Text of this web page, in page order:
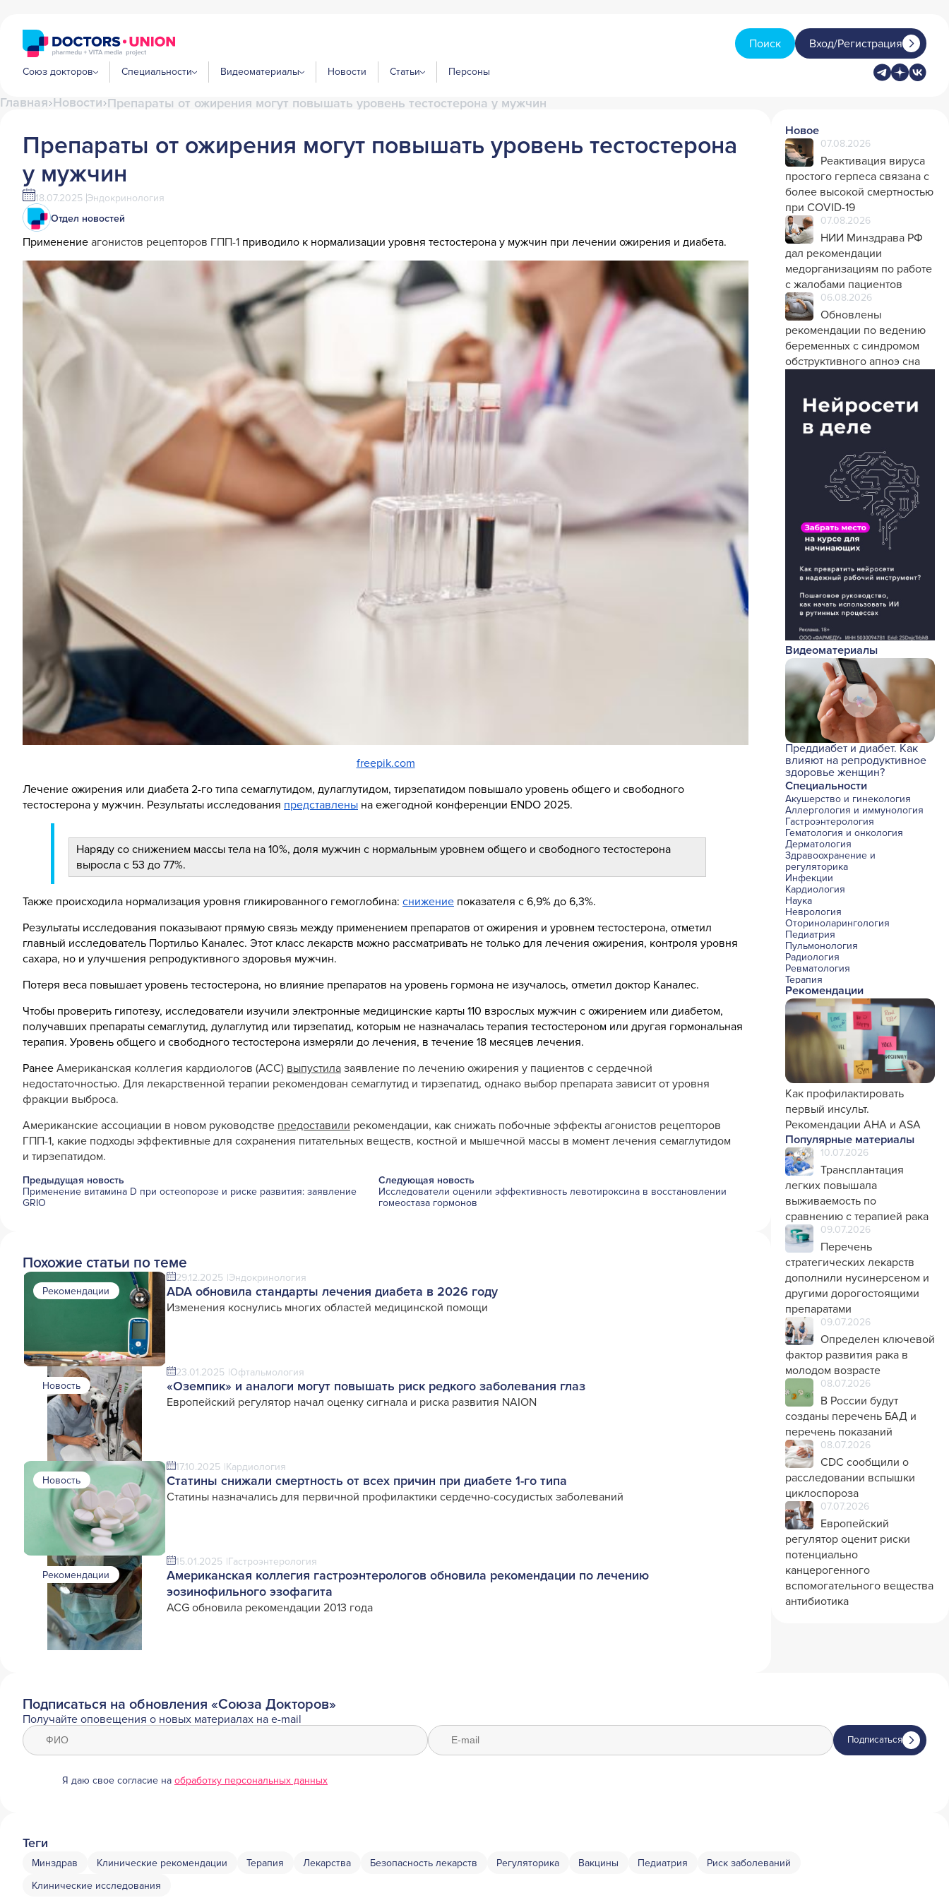
Поиск Вход/Регистрация
Союз докторов Специальности Видеоматериалы Новости Статьи Персоны
Главная Новости Препараты от ожирения могут повышать уровень тестостерона у мужчин
Препараты от ожирения могут повышать уровень тестостерона
у мужчин
18.07.2025 Эндокринология
Отдел новостей
Применение агонистов рецепторов ГПП-1 приводило к нормализации уровня тестостерона у мужчин при лечении ожирения и диабета.
freepik.com
Лечение ожирения или диабета 2-го типа семаглутидом, дулаглутидом, тирзепатидом повышало уровень общего и свободного
тестостерона у мужчин. Результаты исследования представлены на ежегодной конференции ENDO 2025.
Наряду со снижением массы тела на 10%, доля мужчин с нормальным уровнем общего и свободного тестостерона
выросла с 53 до 77%.
Также происходила нормализация уровня гликированного гемоглобина: снижение показателя с 6,9% до 6,3%.
Результаты исследования показывают прямую связь между применением препаратов от ожирения и уровнем тестостерона, отметил
главный исследователь Портильо Каналес. Этот класс лекарств можно рассматривать не только для лечения ожирения, контроля уровня
сахара, но и улучшения репродуктивного здоровья мужчин.
Потеря веса повышает уровень тестостерона, но влияние препаратов на уровень гормона не изучалось, отметил доктор Каналес.
Чтобы проверить гипотезу, исследователи изучили электронные медицинские карты 110 взрослых мужчин с ожирением или диабетом,
получавших препараты семаглутид, дулаглутид или тирзепатид, которым не назначалась терапия тестостероном или другая гормональная
терапия. Уровень общего и свободного тестостерона измеряли до лечения, в течение 18 месяцев лечения.
Ранее Американская коллегия кардиологов (ACC) выпустила заявление по лечению ожирения у пациентов с сердечной
недостаточностью. Для лекарственной терапии рекомендован семаглутид и тирзепатид, однако выбор препарата зависит от уровня
фракции выброса.
Американские ассоциации в новом руководстве предоставили рекомендации, как снижать побочные эффекты агонистов рецепторов
ГПП-1, какие подходы эффективные для сохранения питательных веществ, костной и мышечной массы в момент лечения семаглутидом
и тирзепатидом.
Предыдущая новость
Применение витамина D при остеопорозе и риске развития: заявление
GRIO
Следующая новость
Исследователи оценили эффективность левотироксина в восстановлении
гомеостаза гормонов
Похожие статьи по теме
Рекомендации
29.12.2025 Эндокринология
ADA обновила стандарты лечения диабета в 2026 году
Изменения коснулись многих областей медицинской помощи
Новость
23.01.2025 Офтальмология
«Оземпик» и аналоги могут повышать риск редкого заболевания глаз
Европейский регулятор начал оценку сигнала и риска развития NAION
Новость
17.10.2025 Кардиология
Статины снижали смертность от всех причин при диабете 1-го типа
Статины назначались для первичной профилактики сердечно-сосудистых заболеваний
Рекомендации
15.01.2025 Гастроэнтерология
Американская коллегия гастроэнтерологов обновила рекомендации по лечению
эозинофильного эзофагита
ACG обновила рекомендации 2013 года
Новое
07.08.2026
Реактивация вируса
простого герпеса связана с
более высокой смертностью
при COVID-19
07.08.2026
НИИ Минздрава РФ
дал рекомендации
медорганизациям по работе
с жалобами пациентов
06.08.2026
Обновлены
рекомендации по ведению
беременных с синдромом
обструктивного апноэ сна
Видеоматериалы
Преддиабет и диабет. Как
влияют на репродуктивное
здоровье женщин?
Специальности
Акушерство и гинекология
Аллергология и иммунология
Гастроэнтерология
Гематология и онкология
Дерматология
Здравоохранение и
регуляторика
Инфекции
Кардиология
Наука
Неврология
Оториноларингология
Педиатрия
Пульмонология
Радиология
Ревматология
Терапия
Урология и нефрология
Фармакология
Хирургия с реаниматологией
Эндокринология
Психиатрия
Офтальмология
Эндоскопия
Стоматология
Травматология и ортопедия
Генетика
Фтизиатрия
Рекомендации
Как профилактировать
первый инсульт.
Рекомендации AHA и ASA
Популярные материалы
10.07.2026
Трансплантация
легких повышала
выживаемость по
сравнению с терапией рака
09.07.2026
Перечень
стратегических лекарств
дополнили нусинерсеном и
другими дорогостоящими
препаратами
09.07.2026
Определен ключевой
фактор развития рака в
молодом возрасте
08.07.2026
В России будут
созданы перечень БАД и
перечень показаний
08.07.2026
CDC сообщили о
расследовании вспышки
циклоспороза
07.07.2026
Европейский
регулятор оценит риски
потенциально
канцерогенного
вспомогательного вещества
антибиотика
Подписаться на обновления «Союза Докторов»
Получайте оповещения о новых материалах на e-mail
Я даю свое согласие на обработку персональных данных
Подписаться
Теги
Минздрав Клинические рекомендации Терапия Лекарства Безопасность лекарств Регуляторика Вакцины Педиатрия
Риск заболеваний
Клинические исследования